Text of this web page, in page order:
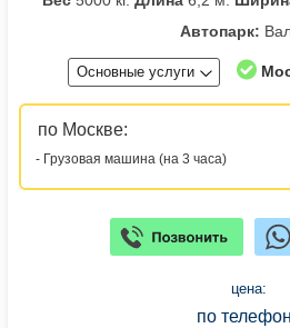
Автопарк:
Основные услуги
по Москве:
- Грузовая машина (на 3 часа)
цена:
по